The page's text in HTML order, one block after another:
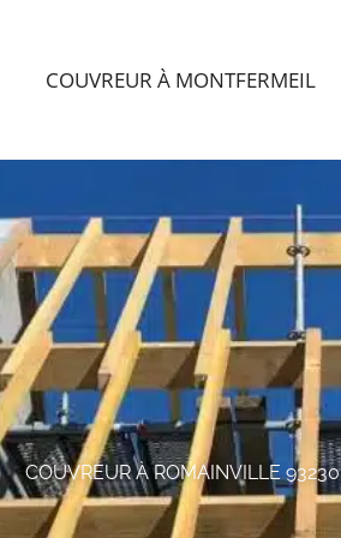
COUVREUR À MONTFERMEIL
COUVREUR À ROMAINVILLE 93230